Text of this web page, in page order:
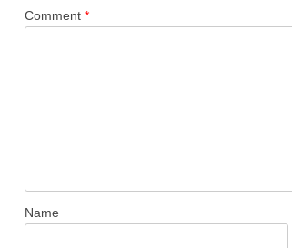
Comment *
Name